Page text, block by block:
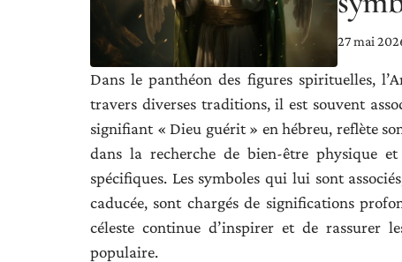
27 mai
Dans le panthéon des figures spirituelles,
travers diverses traditions, il est souvent
signifiant « Dieu guérit » en hébreu, reflète
dans la recherche de bien-être physique
spécifiques. Les symboles qui lui sont
caducée, sont chargés de significations
céleste continue d’inspirer et de rassurer
populaire.